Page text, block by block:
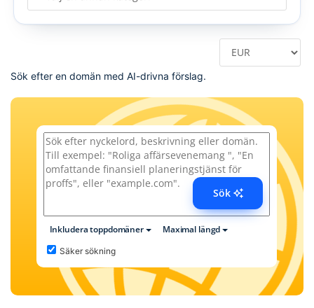
Sök efter en domän med AI-drivna förslag.
Sök
Inkludera toppdomäner Maximal längd
Säker sökning